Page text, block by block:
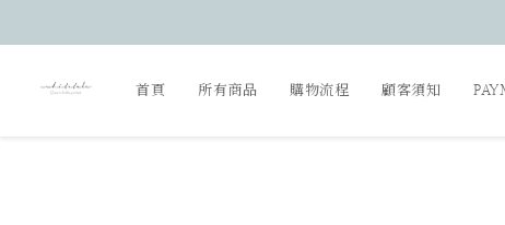
首頁 所有商品 購物流程 顧客須知